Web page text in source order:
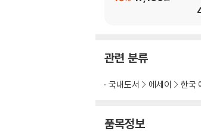
관련 분류
국내도서 에세이 한국
품목정보